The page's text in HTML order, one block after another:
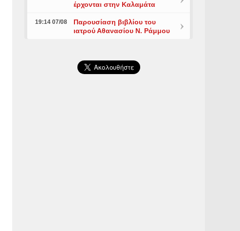
έρχονται στην Καλαμάτα
19:14 07/08
Παρουσίαση βιβλίου του
ιατρού Αθανασίου Ν. Ράμμου